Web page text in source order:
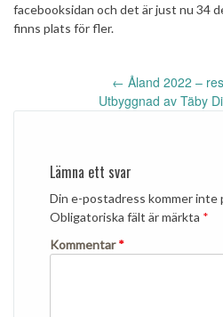
facebooksidan och det är just nu 34
finns plats för fler.
Inläggsnavigering
← Åland 2022 –
Utbyggnad av Täby
Lämna ett svar
Din e-postadress kommer inte
Obligatoriska fält är märkta *
Kommentar*